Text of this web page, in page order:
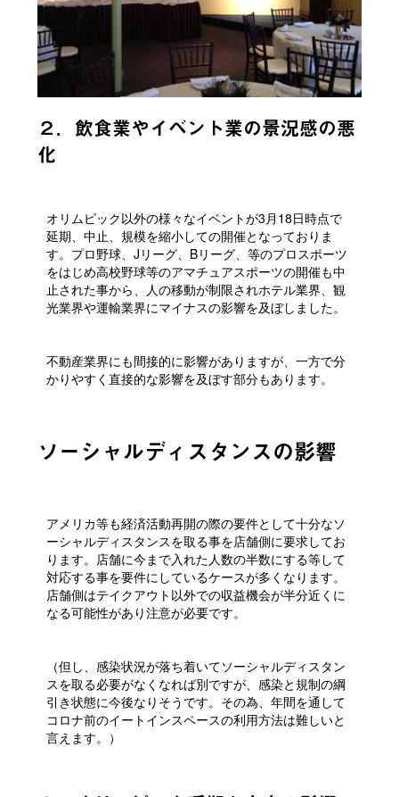
２．飲食業やイベント業の景況感の悪
化
オリムピック以外の様々なイベントが3月18日時点で
延期、中止、規模を縮小しての開催となっておりま
す。プロ野球、Jリーグ、Bリーグ、等のプロスポーツ
をはじめ高校野球等のアマチュアスポーツの開催も中
止された事から、人の移動が制限されホテル業界、観
光業界や運輸業界にマイナスの影響を及ぼしました。
不動産業界にも間接的に影響がありますが、一方で分
かりやすく直接的な影響を及ぼす部分もあります。
ソーシャルディスタンスの影響
アメリカ等も経済活動再開の際の要件として十分なソ
ーシャルディスタンスを取る事を店舗側に要求してお
ります。店舗に今まで入れた人数の半数にする等して
対応する事を要件にしているケースが多くなります。
店舗側はテイクアウト以外での収益機会が半分近くに
なる可能性があり注意が必要です。
（但し、感染状況が落ち着いてソーシャルディスタン
スを取る必要がなくなれば別ですが、感染と規制の綱
引き状態に今後なりそうです。その為、年間を通して
コロナ前のイートインスペースの利用方法は難しいと
言えます。）